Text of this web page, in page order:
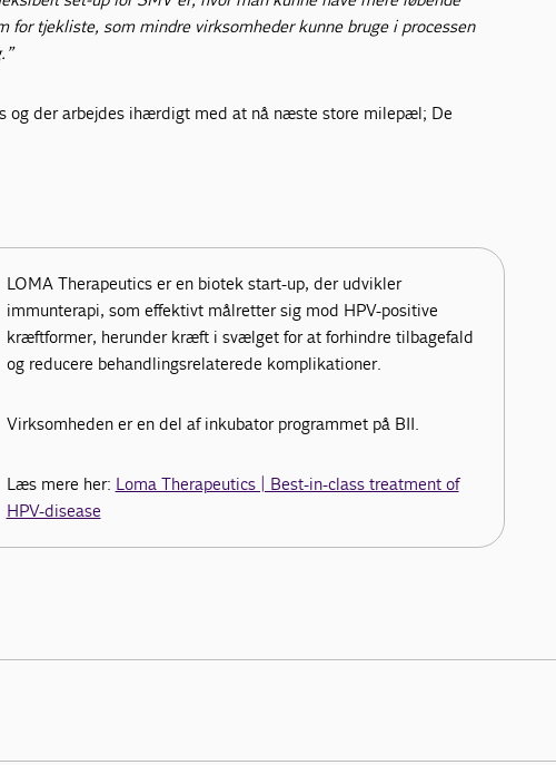
for tjekliste, som mindre virksomheder kunne bruge i processen
og der arbejdes ihærdigt med at nå næste store milepæl; De
LOMA Therapeutics er en biotek start-up, der udvikler
immunterapi, som effektivt målretter sig mod HPV-positive
kræftformer, herunder kræft i svælget for at forhindre tilbagefald
og reducere behandlingsrelaterede komplikationer.
Virksomheden er en del af inkubator programmet på BII.
Læs mere her: Loma Therapeutics | Best-in-class treatment of
HPV-disease